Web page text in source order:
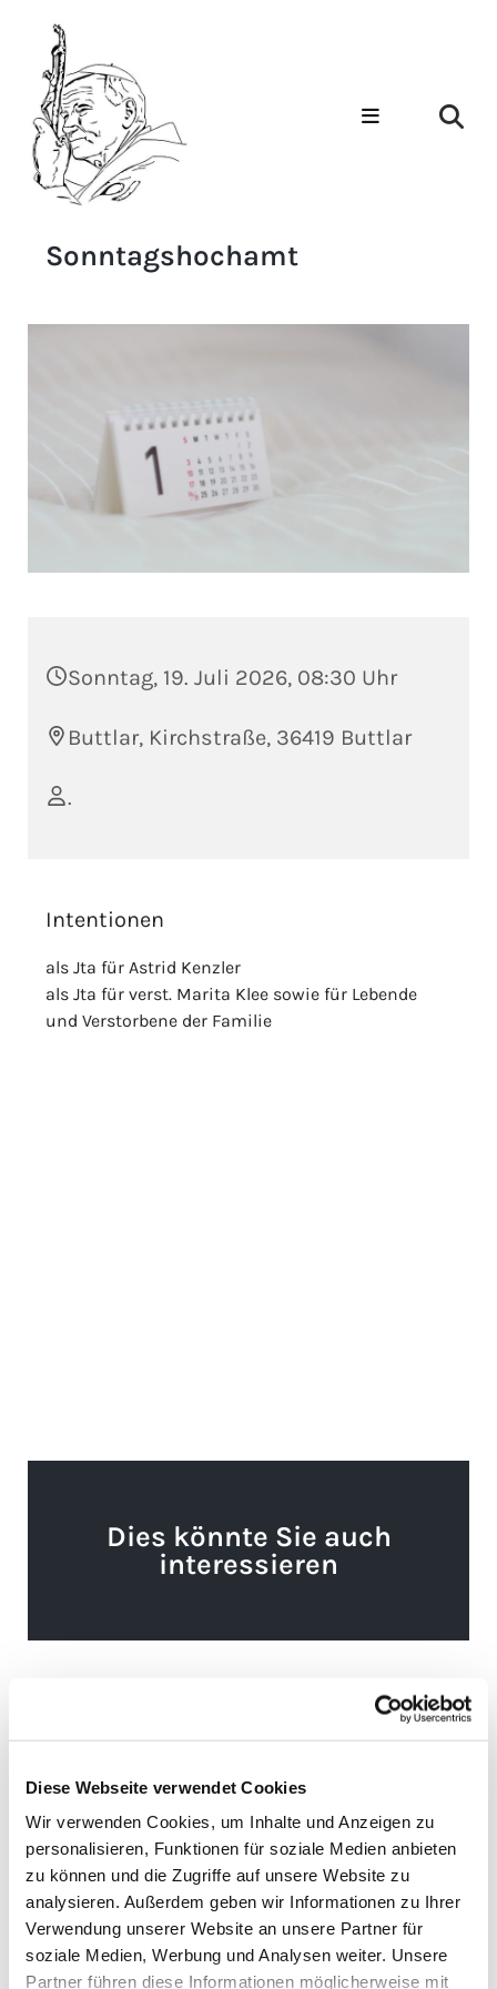
Diese Webseite verwendet Cookies
Wir verwenden Cookies, um Inhalte und Anzeigen zu
personalisieren, Funktionen für soziale Medien anbieten
zu können und die Zugriffe auf unsere Website zu
analysieren. Außerdem geben wir Informationen zu Ihrer
Verwendung unserer Website an unsere Partner für
soziale Medien, Werbung und Analysen weiter. Unsere
Partner führen diese Informationen möglicherweise mit
Sonntagshochamt
Sonntag, 19. Juli 2026, 08:30 Uhr
Buttlar, Kirchstraße, 36419 Buttlar
.
Intentionen
als Jta für Astrid Kenzler
als Jta für verst. Marita Klee sowie für Lebende
und Verstorbene der Familie
Dies könnte Sie auch
interessieren